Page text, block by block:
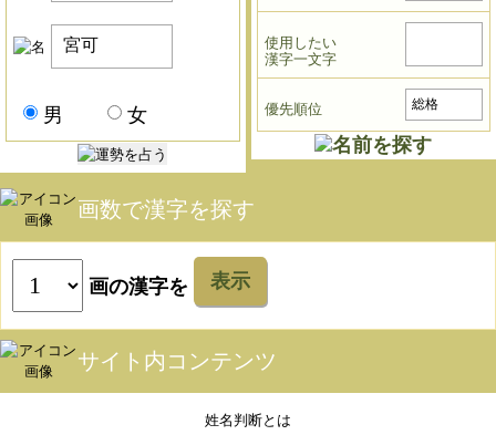
男 女
使用したい
漢字一文字
優先順位
画数で漢字を探す
画の漢字を 表示
サイト内コンテンツ
姓名判断とは